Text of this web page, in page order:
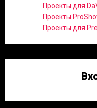
Проекты для
Проекты
Проекты для